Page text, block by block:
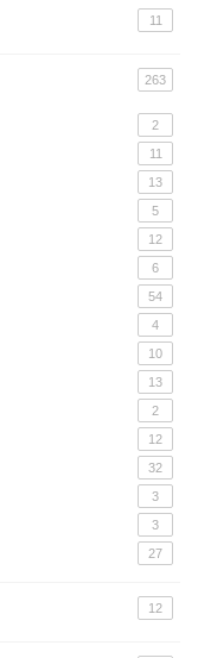
11
263
2
11
13
5
12
6
54
4
10
13
2
12
32
3
3
27
12